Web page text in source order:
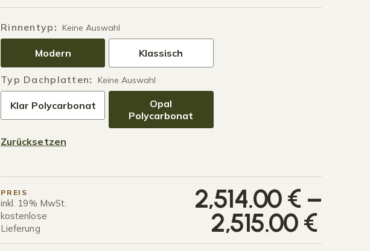
Rinnentyp : Keine Auswahl
Modern Klassisch
Typ Dachplatten: Keine Auswahl
Klar Polycarbonat
Opal
Polycarbonat
Zurücksetzen
PREIS
inkl. 19% MwSt.
kostenlose
Lieferung
2,514.00€ –
2,515.00€